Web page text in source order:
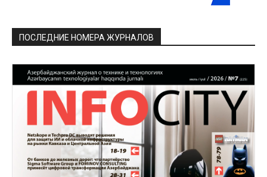
ПОСЛЕДНИЕ НОМЕРА ЖУРНАЛОВ